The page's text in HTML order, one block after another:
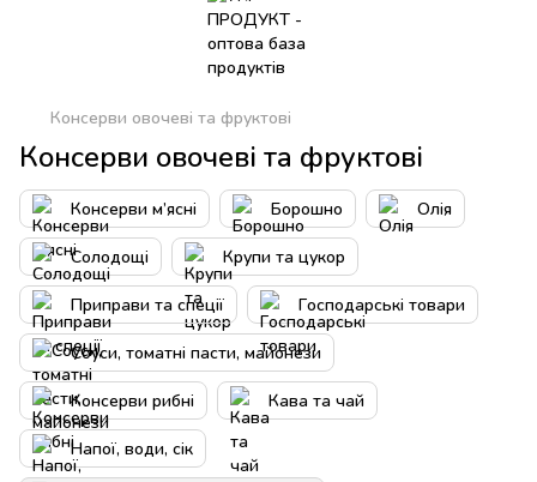
Консерви овочеві та фруктові
Консерви овочеві та фруктові
Консерви м’ясні Борошно Олія
Солодощі Крупи та цукор
Приправи та спеції Господарські товари
Соуси, томатні пасти, майонези
Консерви рибні Кава та чай
Напої, води, сік